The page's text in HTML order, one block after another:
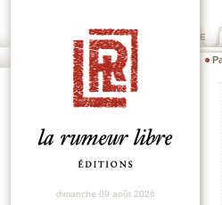
PRIX ROGER DEXTRE
dimanche 09 août 2026